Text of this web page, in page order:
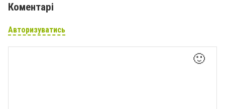
Коментарі
Авторизуватись
🙂